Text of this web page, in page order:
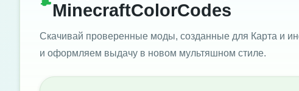
MinecraftColorCodes
Скачивай проверенные моды, созданные для Карта и
и оформляем выдачу в новом мультяшном стиле.